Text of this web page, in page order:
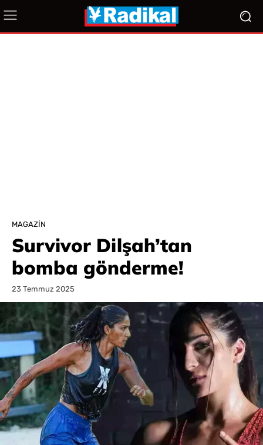
MAGAZIN
Survivor Dilşah’tan
bomba gönderme!
23 Temmuz 2025